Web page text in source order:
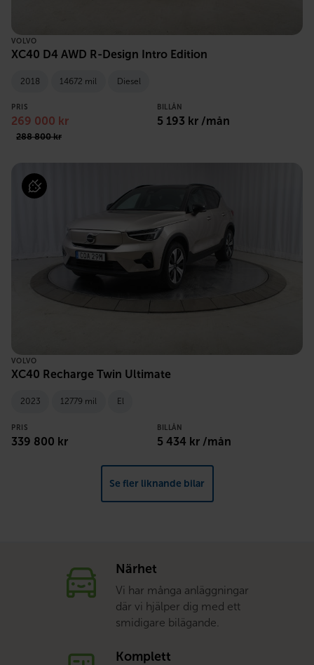
VOLVO
XC40 D4 AWD R-Design Intro Edition
2018 14672 mil Diesel
PRIS
269 000 kr
288 800 kr
BILLÅN
5 193 kr /mån
VOLVO
XC40 Recharge Twin Ultimate
2023 12779 mil El
PRIS
339 800 kr
BILLÅN
5 434 kr /mån
Se fler liknande bilar
Närhet
Vi har många anläggningar
där vi hjälper dig med ett
smidigare bilägande.
Komplett